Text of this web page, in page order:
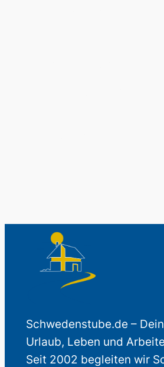
Schwedenstube.de –
Urlaub, Leben und
Seit 2002 begleiten wir